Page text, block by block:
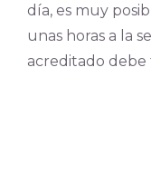
día, es muy
unas horas a la
acreditado